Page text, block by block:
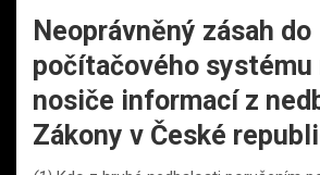
Neoprávněný zásah do
počítačového systému
nosiče informací z
Zákony v České